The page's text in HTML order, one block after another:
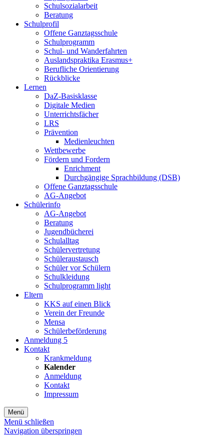
Schulsozialarbeit
Beratung
Schulprofil
Offene Ganztagsschule
Schulprogramm
Schul- und Wanderfahrten
Auslandspraktika Erasmus+
Berufliche Orientierung
Rückblicke
Lernen
DaZ-Basisklasse
Digitale Medien
Unterrichtsfächer
LRS
Prävention
Medienleuchten
Wettbewerbe
Fördern und Fordern
Enrichment
Durchgängige Sprachbildung (DSB)
Offene Ganztagsschule
AG-Angebot
Schülerinfo
AG-Angebot
Beratung
Jugendbücherei
Schulalltag
Schülervertretung
Schüleraustausch
Schüler vor Schülern
Schulkleidung
Schulprogramm light
Eltern
KKS auf einen Blick
Verein der Freunde
Mensa
Schülerbeförderung
Anmeldung 5
Kontakt
Krankmeldung
Kalender
Anmeldung
Kontakt
Impressum
Menü
Menü schließen
Navigation überspringen